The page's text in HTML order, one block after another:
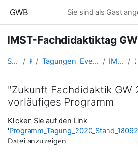
GWB Sie sind als Gast
IMST-Fachdidaktiktag GW
Startseite Kurse Tagungen, Events und Arbeitsgemeinschaften GW IMST_FDtagGW
"Zukunft Fachdidaktik GW
vorläufiges Programm
Abschlussbedingungen
Klicken Sie auf den Link
'
Datei anzuzeigen.